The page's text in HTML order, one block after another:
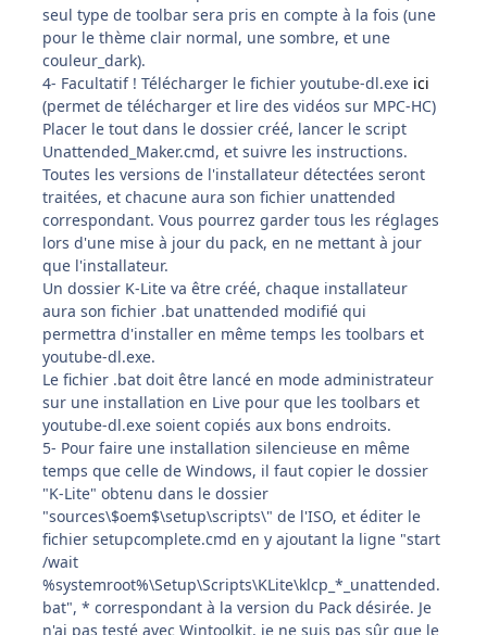
seul type de toolbar sera pris en compte à la fois (une
pour le thème clair normal, une sombre, et une
couleur_dark).
4- Facultatif ! Télécharger le fichier youtube-dl.exe ici
(permet de télécharger et lire des vidéos sur MPC-HC)
Placer le tout dans le dossier créé, lancer le script
Unattended_Maker.cmd, et suivre les instructions.
Toutes les versions de l'installateur détectées seront
traitées, et chacune aura son fichier unattended
correspondant. Vous pourrez garder tous les réglages
lors d'une mise à jour du pack, en ne mettant à jour
que l'installateur.
Un dossier K-Lite va être créé, chaque installateur
aura son fichier .bat unattended modifié qui
permettra d'installer en même temps les toolbars et
youtube-dl.exe.
Le fichier .bat doit être lancé en mode administrateur
sur une installation en Live pour que les toolbars et
youtube-dl.exe soient copiés aux bons endroits.
5- Pour faire une installation silencieuse en même
temps que celle de Windows, il faut copier le dossier
"K-Lite" obtenu dans le dossier
"sources\$oem$\setup\scripts\" de l'ISO, et éditer le
fichier setupcomplete.cmd en y ajoutant la ligne "start
/wait
%systemroot%\Setup\Scripts\KLite\klcp_*_unattended.
bat", * correspondant à la version du Pack désirée. Je
n'ai pas testé avec Wintoolkit, je ne suis pas sûr que le